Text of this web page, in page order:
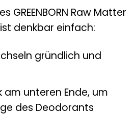
GREENBORN Raw Matter
denkbar einfach:
gründlich und
am unteren Ende, um
des Deodorants